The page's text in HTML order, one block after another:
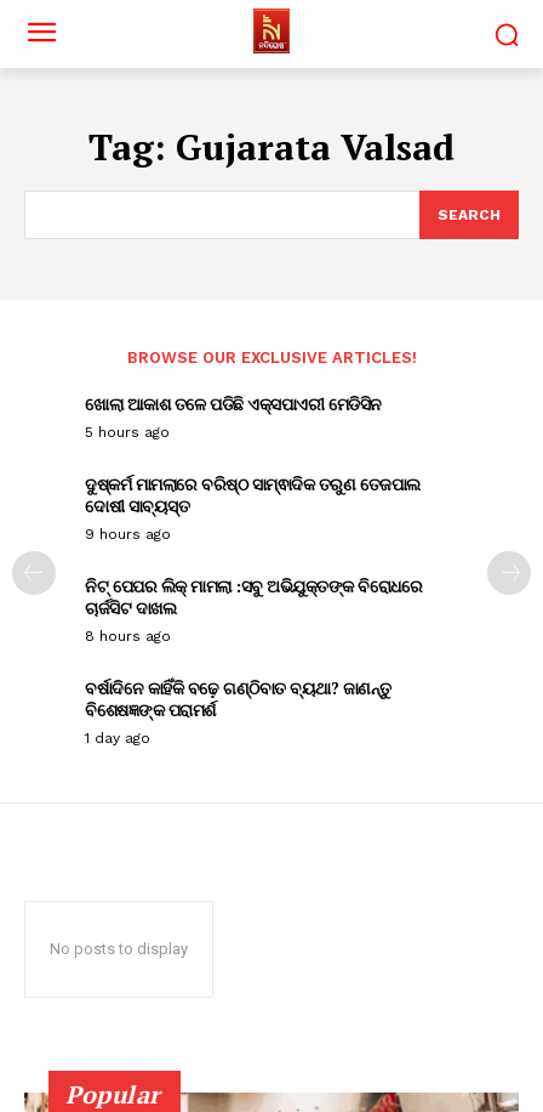
Tag: Gujarata Valsad
SEARCH
BROWSE OUR EXCLUSIVE ARTICLES!
ଖୋଲା ଆକାଶ ତଳେ ପଡିଛି ଏକ୍ସପାଏରୀ ମେଡିସିନ
5 hours ago
ଦୁଷ୍କର୍ମ ମାମଲାରେ ବରିଷ୍ଠ ସାମ୍ଵାଦିକ ତରୁଣ ତେଜପାଲ
ଦୋଷୀ ସାବ୍ୟସ୍ତ
9 hours ago
ନିଟ୍ ପେପର ଲିକ୍ ମାମଲା :ସବୁ ଅଭିଯୁକ୍ତଙ୍କ ବିରୋଧରେ
ଚାର୍ଜସିଟ ଦାଖଲ
8 hours ago
ବର୍ଷାଦିନେ କାହିଁକି ବଢ଼େ ଗଣ୍ଠିବାତ ବ୍ୟଥା? ଜାଣନ୍ତୁ
ବିଶେଷଜ୍ଞଙ୍କ ପରାମର୍ଶ
1 day ago
No posts to display
Popular